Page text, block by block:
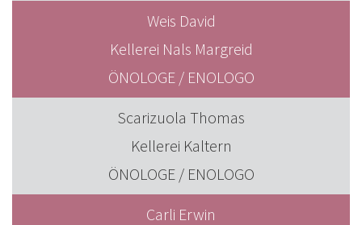
Weis David
Kellerei Nals Margreid
ÖNOLOGE / ENOLOGO
Scarizuola Thomas
Kellerei Kaltern
ÖNOLOGE / ENOLOGO
Carli Erwin